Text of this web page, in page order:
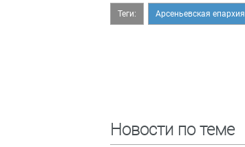
Теги: Арсеньевская епархия
Новости по теме